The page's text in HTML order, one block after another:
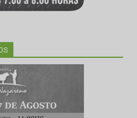
Y EVENTOS